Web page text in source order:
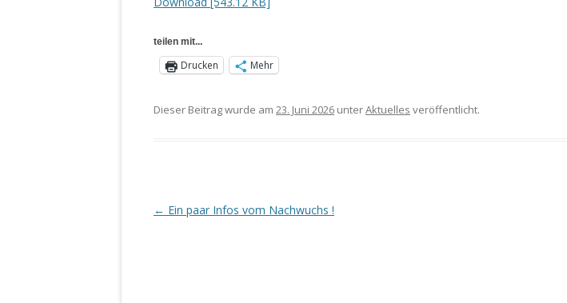
teilen mit...
Drucken Mehr
Dieser Beitrag wurde am 23. Juni 2026 unterAktuelles veröffentlicht.
Beitragsnavigation
← Ein paar Infos vom Nachwuchs !